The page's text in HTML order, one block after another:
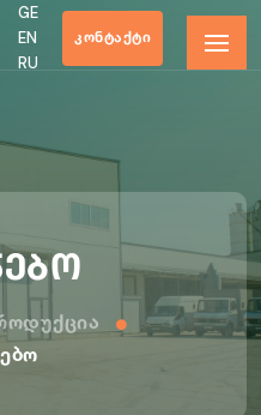
GE
EN
RU
ᲙᲝᲜᲢᲐᲥᲢᲘ